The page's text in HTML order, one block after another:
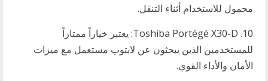
محمول للاستخدام أثناء التنقل.
10. Toshiba Portégé X30-D: يعتبر خياراً ممتازاً
للمستخدمين الذين يبحثون عن لابتوب مستعمل مع ميزات
الأمان والأداء القوي.